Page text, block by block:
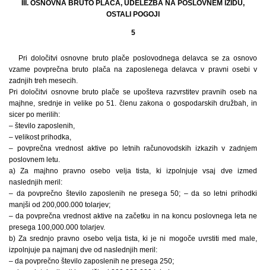
III. OSNOVNA BRUTO PLAČA, UDELEŽBA NA POSLOVNEM IZIDU,
OSTALI POGOJI
5
Pri določitvi osnovne bruto plače poslovodnega delavca se za osnovo
vzame povprečna bruto plača na zaposlenega delavca v pravni osebi v
zadnjih treh mesecih.
Pri določitvi osnovne bruto plače se upošteva razvrstitev pravnih oseb na
majhne, srednje in velike po 51. členu zakona o gospodarskih družbah, in
sicer po merilih:
– število zaposlenih,
– velikost prihodka,
– povprečna vrednost aktive po letnih računovodskih izkazih v zadnjem
poslovnem letu.
a) Za majhno pravno osebo velja tista, ki izpolnjuje vsaj dve izmed
naslednjih meril:
– da povprečno število zaposlenih ne presega 50; – da so letni prihodki
manjši od 200,000.000 tolarjev;
– da povprečna vrednost aktive na začetku in na koncu poslovnega leta ne
presega 100,000.000 tolarjev.
b) Za srednjo pravno osebo velja tista, ki je ni mogoče uvrstiti med male,
izpolnjuje pa najmanj dve od naslednjih meril:
– da povprečno število zaposlenih ne presega 250;